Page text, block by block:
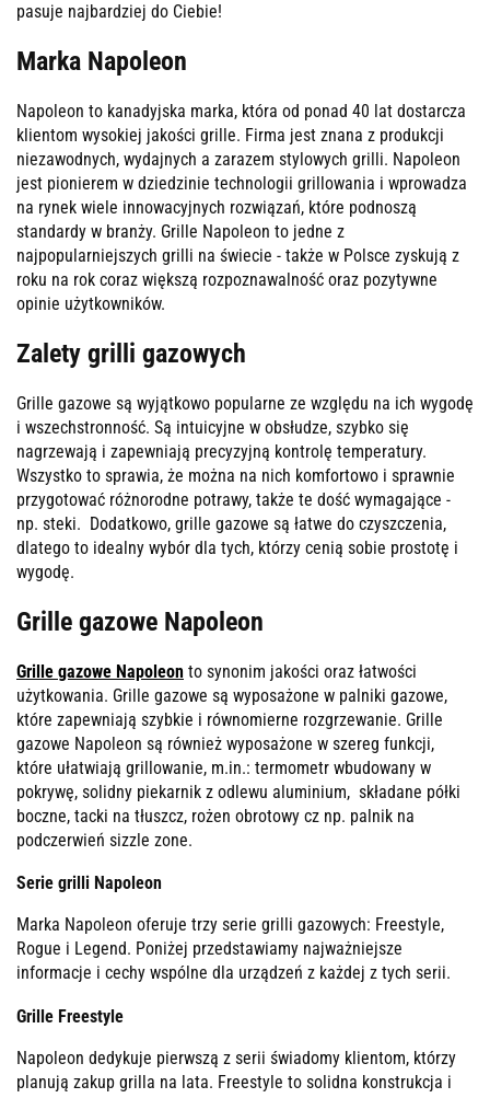
pasuje najbardziej do Ciebie!
Marka Napoleon
Napoleon to kanadyjska marka, która od ponad 40 lat dostarcza
klientom wysokiej jakości grille. Firma jest znana z produkcji
niezawodnych, wydajnych a zarazem stylowych grilli. Napoleon
jest pionierem w dziedzinie technologii grillowania i wprowadza
na rynek wiele innowacyjnych rozwiązań, które podnoszą
standardy w branży. Grille Napoleon to jedne z
najpopularniejszych grilli na świecie - także w Polsce zyskują z
roku na rok coraz większą rozpoznawalność oraz pozytywne
opinie użytkowników.
Zalety grilli gazowych
Grille gazowe są wyjątkowo popularne ze względu na ich wygodę
i wszechstronność. Są intuicyjne w obsłudze, szybko się
nagrzewają i zapewniają precyzyjną kontrolę temperatury.
Wszystko to sprawia, że można na nich komfortowo i sprawnie
przygotować różnorodne potrawy, także te dość wymagające -
np. steki. Dodatkowo, grille gazowe są łatwe do czyszczenia,
dlatego to idealny wybór dla tych, którzy cenią sobie prostotę i
wygodę.
Grille gazowe Napoleon
Grille gazowe Napoleon to synonim jakości oraz łatwości
użytkowania. Grille gazowe są wyposażone w palniki gazowe,
które zapewniają szybkie i równomierne rozgrzewanie. Grille
gazowe Napoleon są również wyposażone w szereg funkcji,
które ułatwiają grillowanie, m.in.: termometr wbudowany w
pokrywę, solidny piekarnik z odlewu aluminium, składane półki
boczne, tacki na tłuszcz, rożen obrotowy cz np. palnik na
podczerwień sizzle zone.
Serie grilli Napoleon
Marka Napoleon oferuje trzy serie grilli gazowych: Freestyle,
Rogue i Legend. Poniżej przedstawiamy najważniejsze
informacje i cechy wspólne dla urządzeń z każdej z tych serii.
Grille Freestyle
Napoleon dedykuje pierwszą z serii świadomy klientom, którzy
planują zakup grilla na lata. Freestyle to solidna konstrukcja i